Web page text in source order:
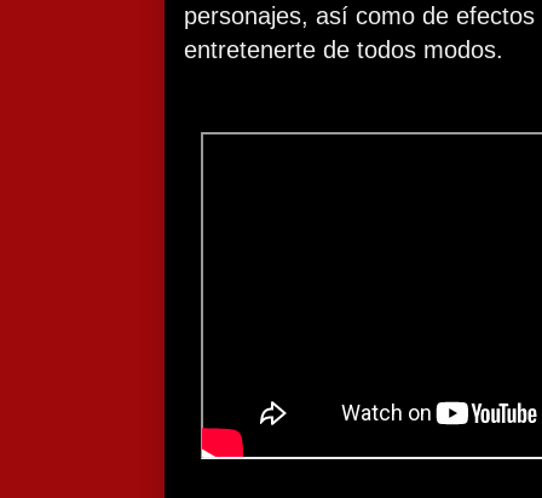
personajes, así como de
entretenerte de todos modos.